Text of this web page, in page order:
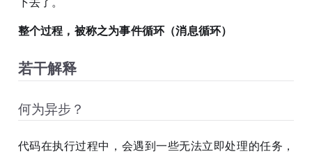
整个过程，被称之为事件循环（消息循环）
若干解释
何为异步？
代码在执行过程中，会遇到一些无法立即处理的任务，